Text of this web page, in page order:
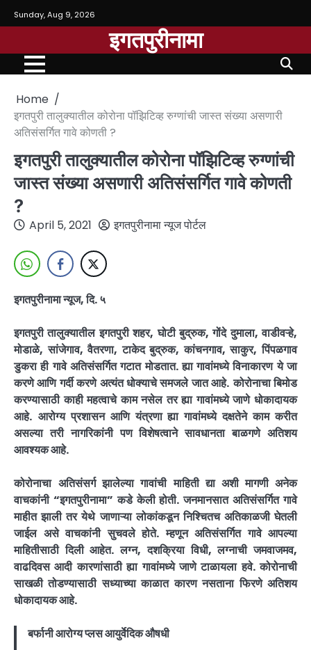
Sunday, Aug 9, 2026
इगतपुरीनामा
Home
इगतपुरी तालुक्यातील कोरोना पॉझिटिव्ह रुग्णांची जास्त संख्या असणारी
अतिसंसर्गित गावे कोणती ?
इगतपुरी तालुक्यातील कोरोना पॉझिटिव्ह रुग्णांची
जास्त संख्या असणारी अतिसंसर्गित गावे कोणती
?
April 5, 2021 इगतपुरीनामा न्यूज पोर्टल
इगतपुरीनामा न्यूज, दि. ५
इगतपुरी तालुक्यातील इगतपुरी शहर, घोटी बुद्रुक, गोंदे दुमाला, वाडीवऱ्हे,
मोडाळे, सांजेगाव, वैतरणा, टाकेद बुद्रुक, कांचनगाव, साकुर, पिंपळगाव
डुकरा ही गावे अतिसंसर्गित गटात मोडतात. ह्या गावांमध्ये विनाकारण ये जा
करणे आणि गर्दी करणे अत्यंत धोक्याचे समजले जात आहे. कोरोनाचा बिमोड
करण्यासाठी काही महत्वाचे काम नसेल तर ह्या गावांमध्ये जाणे धोकादायक
आहे. आरोग्य प्रशासन आणि यंत्रणा ह्या गावांमध्ये दक्षतेने काम करीत
असल्या तरी नागरिकांनी पण विशेषत्वाने सावधानता बाळगणे अतिशय
आवश्यक आहे.
कोरोनाचा अतिसंसर्ग झालेल्या गावांची माहिती द्या अशी मागणी अनेक
वाचकांनी “इगतपुरीनामा” कडे केली होती. जनमानसात अतिसंसर्गित गावे
माहीत झाली तर येथे जाणाऱ्या लोकांकडून निश्चितच अतिकाळजी घेतली
जाईल असे वाचकांनी सुचवले होते. म्हणून अतिसंसर्गित गावे आपल्या
माहितीसाठी दिली आहेत. लग्न, दशक्रिया विधी, लग्नाची जमवाजमव,
वाढदिवस आदी कारणांसाठी ह्या गावांमध्ये जाणे टाळायला हवे. कोरोनाची
साखळी तोडण्यासाठी सध्याच्या काळात कारण नसताना फिरणे अतिशय
धोकादायक आहे.
बर्फानी आरोग्य प्लस आयुर्वेदिक औषधी